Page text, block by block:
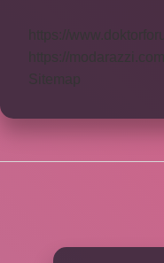
https://
https://
Sitemap